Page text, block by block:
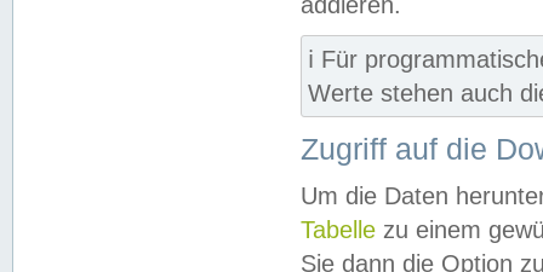
ℹ️ Für
Werte stehen auch
Zugriff auf die
Um die Daten
Tabelle zu einem
Sie dann die Option